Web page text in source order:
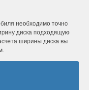
необходимо точно
диска подходящую
ширины диска вы